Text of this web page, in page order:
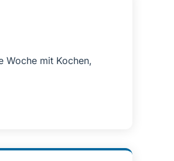
Woche mit Kochen,